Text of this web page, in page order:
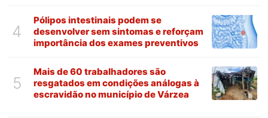
4
Pólipos intestinais podem se
desenvolver sem sintomas e reforçam
importância dos exames preventivos
5
Mais de 60 trabalhadores são
resgatados em condições análogas à
escravidão no município de Várzea